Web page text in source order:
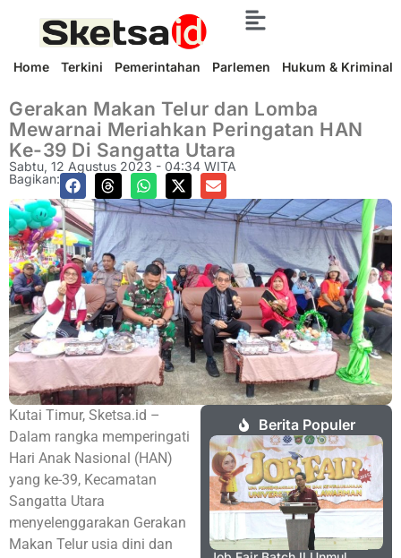
Home Terkini Pemerintahan Parlemen Hukum & Kriminal
Gerakan Makan Telur dan Lomba
Mewarnai Meriahkan Peringatan HAN
Ke-39 Di Sangatta Utara
Sabtu, 12 Agustus 2023 - 04:34 WITA
Bagikan:
Kutai Timur, Sketsa.id –
Dalam rangka memperingati
Hari Anak Nasional (HAN)
yang ke-39, Kecamatan
Sangatta Utara
menyelenggarakan Gerakan
Makan Telur usia dini dan
Berita Populer